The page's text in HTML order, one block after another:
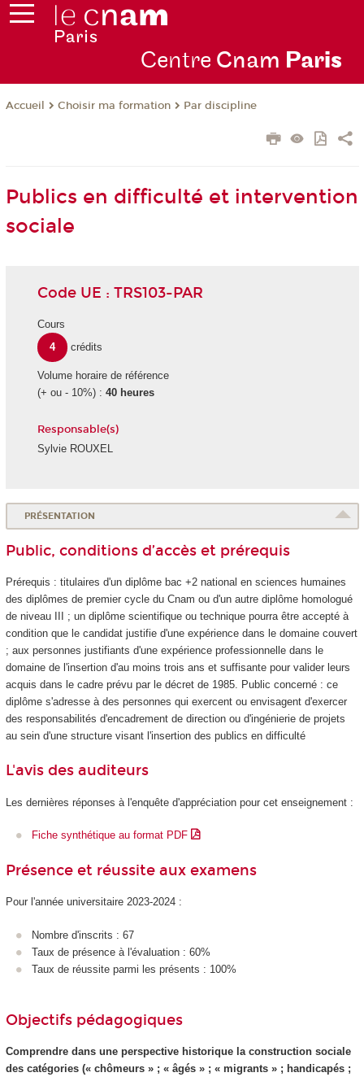
Centre Cnam Paris
Accueil Choisir ma formation Par discipline
Publics en difficulté et intervention
sociale
Code UE : TRS103-PAR
Cours
4
crédits
Volume horaire de référence
(+ ou - 10%) : 40 heures
Responsable(s)
Sylvie ROUXEL
PRÉSENTATION
Public, conditions d’accès et prérequis
Prérequis : titulaires d'un diplôme bac +2 national en sciences humaines
des diplômes de premier cycle du Cnam ou d'un autre diplôme homologué
de niveau III ; un diplôme scientifique ou technique pourra être accepté à
condition que le candidat justifie d'une expérience dans le domaine couvert
; aux personnes justifiants d'une expérience professionnelle dans le
domaine de l'insertion d'au moins trois ans et suffisante pour valider leurs
acquis dans le cadre prévu par le décret de 1985. Public concerné : ce
diplôme s'adresse à des personnes qui exercent ou envisagent d'exercer
des responsabilités d'encadrement de direction ou d'ingénierie de projets
au sein d'une structure visant l'insertion des publics en difficulté
L'avis des auditeurs
Les dernières réponses à l'enquête d'appréciation pour cet enseignement :
Fiche synthétique au format PDF
Présence et réussite aux examens
Pour l'année universitaire 2023-2024 :
Nombre d'inscrits : 67
Taux de présence à l'évaluation : 60%
Taux de réussite parmi les présents : 100%
Objectifs pédagogiques
Comprendre dans une perspective historique la construction sociale
des catégories (« chômeurs » ; « âgés » ; « migrants » ; handicapés ;